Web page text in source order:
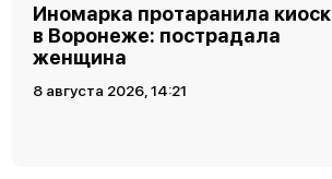
Иномарка протаранила киоск
в Воронеже: пострадала
женщина
8 августа 2026, 14:21